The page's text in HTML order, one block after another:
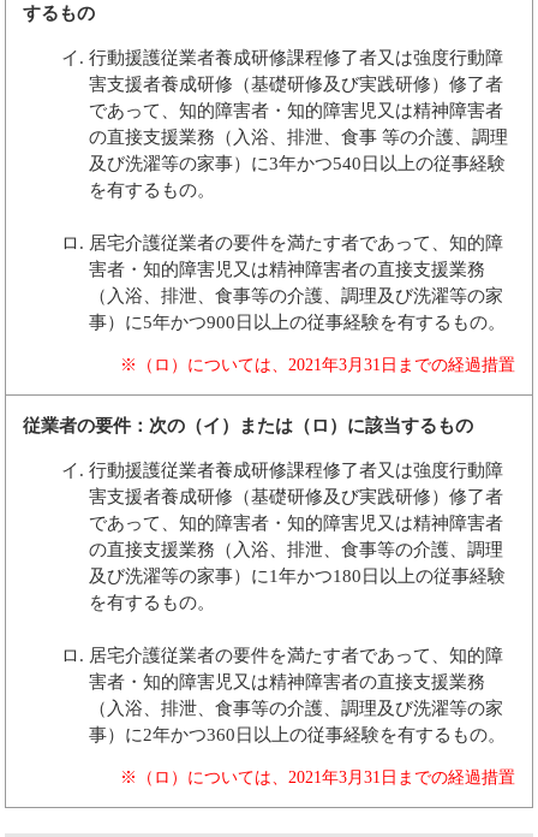
するもの
行動援護従業者養成研修課程修了者又は強度行動障
害支援者養成研修（基礎研修及び実践研修）修了者
であって、知的障害者・知的障害児又は精神障害者
の直接支援業務（入浴、排泄、食事 等の介護、調理
及び洗濯等の家事）に3年かつ540日以上の従事経験
を有するもの。
居宅介護従業者の要件を満たす者であって、知的障
害者・知的障害児又は精神障害者の直接支援業務
（入浴、排泄、食事等の介護、調理及び洗濯等の家
事）に5年かつ900日以上の従事経験を有するもの。
※（ロ）については、2021年3月31日までの経過措置
従業者の要件：次の（イ）または（ロ）に該当するもの
行動援護従業者養成研修課程修了者又は強度行動障
害支援者養成研修（基礎研修及び実践研修）修了者
であって、知的障害者・知的障害児又は精神障害者
の直接支援業務（入浴、排泄、食事等の介護、調理
及び洗濯等の家事）に1年かつ180日以上の従事経験
を有するもの。
居宅介護従業者の要件を満たす者であって、知的障
害者・知的障害児又は精神障害者の直接支援業務
（入浴、排泄、食事等の介護、調理及び洗濯等の家
事）に2年かつ360日以上の従事経験を有するもの。
※（ロ）については、2021年3月31日までの経過措置